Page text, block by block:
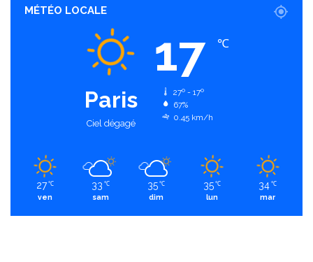
MÉTÉO LOCALE
Paris
Ciel dégagé
17 ℃
27º - 17º
67%
0.45 km/h
27 ℃
ven
33 ℃
sam
35 ℃
dim
35 ℃
lun
34 ℃
mar